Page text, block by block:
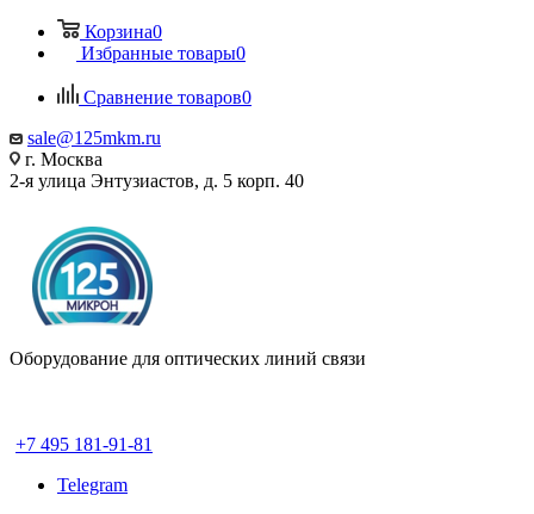
Корзина0
Избранные товары0
Сравнение товаров0
sale@125mkm.ru
г. Москва
2-я улица Энтузиастов, д. 5 корп. 40
Оборудование для оптических линий связи
+7 495 181-91-81
Telegram